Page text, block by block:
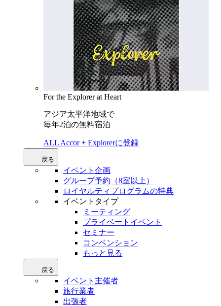
For the Explorer at Heart
アジア太平洋地域で
毎年2泊の無料宿泊
ALL Accor + Explorerに登録
戻る
イベント企画
グループ予約（8室以上）
ロイヤルティプログラムの特典
イベントタイプ
ミーティング
プライベートイベント
セミナー
コンベンション
もっと見る
戻る
イベント主催者
旅行業者
出張者